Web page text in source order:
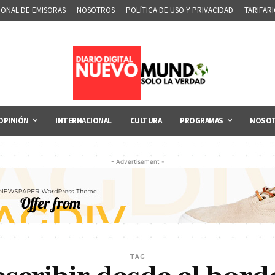
DE EMISORAS NOSOTROS POLÍTICA DE USO Y PRIVACIDAD
INTERNACIONAL CULTURA PROGRAMAS
- Advertisement -
TAG